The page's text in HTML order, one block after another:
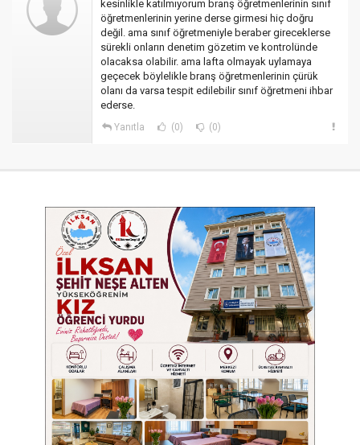
kesinlikle katılmıyorum branş öğretmenlerinin sınıf
öğretmenlerinin yerine derse girmesi hiç doğru
değil. ama sınıf öğretmeniyle beraber gireceklerse
sürekli onların denetim gözetim ve kontrolünde
olacaksa olabilir. ama lafta olmayak uylamaya
geçecek böylelikle branş öğretmenlerinin çürük
olanı da varsa tespit edilebilir sınıf öğretmeni ihbar
ederse.
Yanıtla (0) (0)